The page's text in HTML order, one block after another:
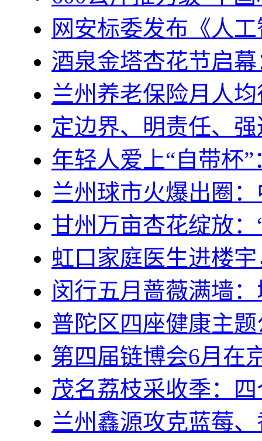
网安标委发布《人
酒泉金塔杏花节启
兰州养老保险月人
定边界、明责任、
年轻人爱上“自带杯”
兰州球市火爆出圈
甘州万亩杏花绽放
虹口家庭医生进楼
闵行五月蔷薇满墙
普陀区四座健康主
第四届链博会6月在
茂名荔枝采收季：
兰州鑫源攻克蓝莓